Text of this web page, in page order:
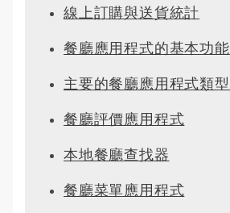
線上訂購與送貨統計
餐廳應用程式的基本功能
主要的餐廳應用程式類型
餐廳評價應用程式
本地餐廳查找器
餐廳菜單應用程式